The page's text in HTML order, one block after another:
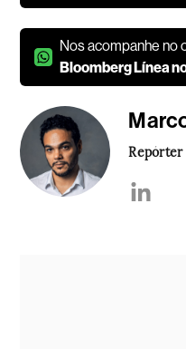
Nos acompanhe no
Bloomberg Línea